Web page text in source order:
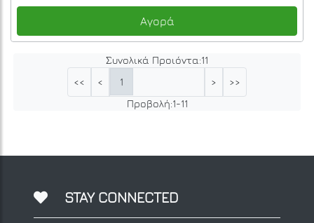
Αγορά
Συνολικά Προιόντα:11
<<
< 1 >
>>
Προβολή:1-11
STAY CONNECTED